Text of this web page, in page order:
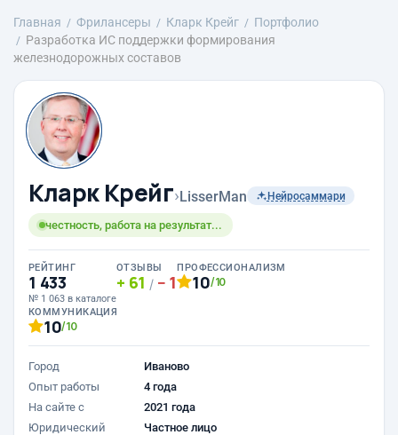
Главная Фрилансеры Кларк Крейг
Портфолио
Разработка ИС поддержки формирования
железнодорожных составов
Кларк Крейг›LisserMan Нейросаммари
честность, работа на результат...
РЕЙТИНГ
1 433
№ 1 063 в каталоге
ОТЗЫВЫ
61 / 1
ПРОФЕССИОНАЛИЗМ
10/10
КОММУНИКАЦИЯ
10/10
Город
Иваново
Опыт работы
4 года
На сайте с
2021 года
Юридический
Частное лицо